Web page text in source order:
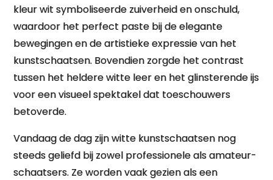
kleur wit symboliseerde zuiverheid en onschuld,
waardoor het perfect paste bij de elegante
bewegingen en de artistieke expressie van het
kunstschaatsen. Bovendien zorgde het contrast
tussen het heldere witte leer en het glinsterende ijs
voor een visueel spektakel dat toeschouwers
betoverde.
Vandaag de dag zijn witte kunstschaatsen nog
steeds geliefd bij zowel professionele als amateur-
schaatsers. Ze worden vaak gezien als een